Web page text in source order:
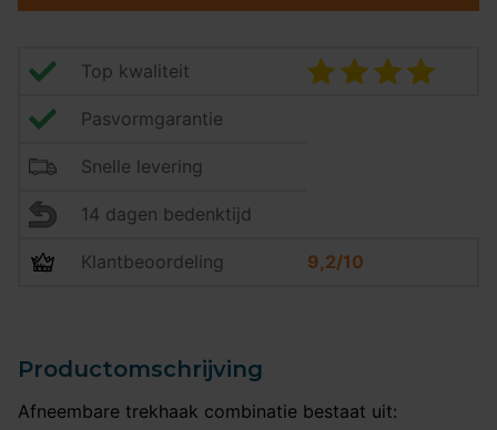
Top kwaliteit
Pasvormgarantie
Snelle levering
14 dagen bedenktijd
Klantbeoordeling 9,2/10
Productomschrijving
Afneembare trekhaak combinatie bestaat uit: